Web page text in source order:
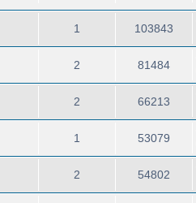
1 103843
2 81484
2 66213
1 53079
2 54802